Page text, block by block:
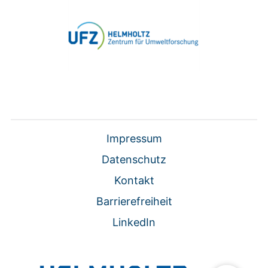
Impressum
Datenschutz
Kontakt
Barrierefreiheit
LinkedIn